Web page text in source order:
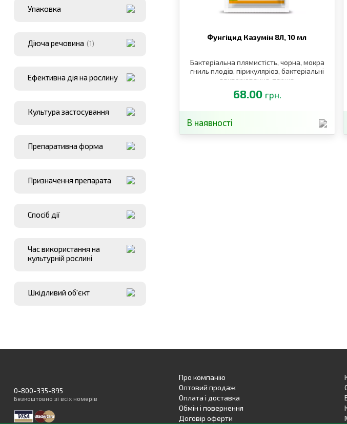
Упаковка
Діюча речовина (1)
Ефективна дія на рослину
Культура застосування
Препаративна форма
Призначення препарата
Спосіб дії
Час використання на
культурній рослині
Шкідливий об′єкт
Фунгіцид Казумін 8Л,10 мл
Бактеріальна плямистість, чорна, мокра
гниль плодів, пірикуляріоз, бактеріальні
захворювання, парша
68.00 грн.
В наявності
0-800-335-895
Безкоштовно зі всіх номерів
Про компанію
Оптовий продаж
Оплата і доставка
Обмін і повернення
Договір оферти